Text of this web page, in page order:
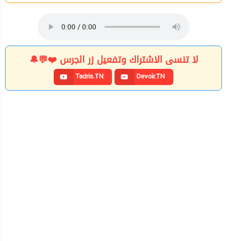
لا تنسى الاشتراك وتفعيل زر الجرس ❤️💬🔔
Tadris.TN Devoir.TN